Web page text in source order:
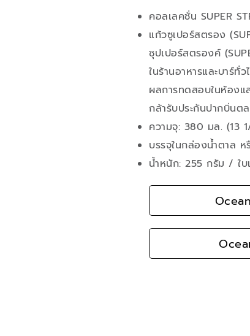
คอลเลคชั่น SUPER
แก้วซูเปอร์สตรอง
ซุปเปอร์สตรองค์
ในร้านอาหารและบาร์
ผลการทดสอบในห้องแ
กล้ารับประกันปากบิ่นต
ความจุ: 380 มล. (13
บรรจุในกล่องน้ำตาล
น้ำหนัก: 255 กรัม / ใบ